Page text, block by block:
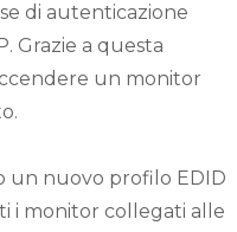
di autenticazione
Grazie a questa
un monitor
un nuovo profilo EDID
i monitor collegati alle